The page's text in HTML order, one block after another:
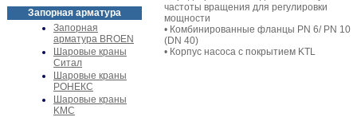
Запорная арматура
Запорная
арматура BROEN
Шаровые краны
Ситал
Шаровые краны
РОНЕКС
Шаровые краны
KMC
частоты вращения для регулировки
мощности
• Комбинированные фланцы PN 6/ PN 10
(DN 40)
• Корпус насоса с покрытием KTL